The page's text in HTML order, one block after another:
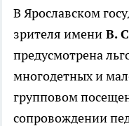
В Ярославском
зрителя имени В.
предусмотрена
многодетных и
групповом
сопровождении